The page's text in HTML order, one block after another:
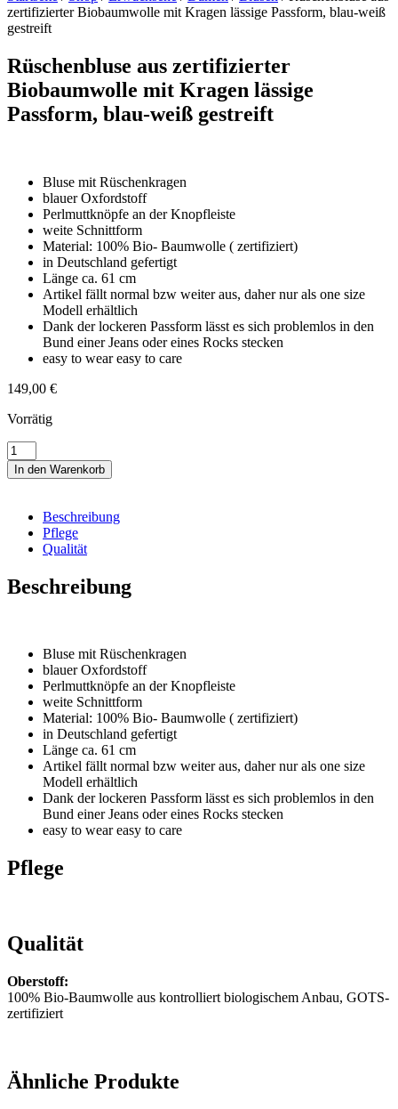
zertifizierter Biobaumwolle mit Kragen lässige Passform, blau-weiß
gestreift
Rüschenbluse aus zertifizierter
Biobaumwolle mit Kragen lässige
Passform, blau-weiß gestreift
Bluse mit Rüschenkragen
blauer Oxfordstoff
Perlmuttknöpfe an der Knopfleiste
weite Schnittform
Material: 100% Bio- Baumwolle ( zertifiziert)
in Deutschland gefertigt
Länge ca. 61 cm
Artikel fällt normal bzw weiter aus, daher nur als one size
Modell erhältlich
Dank der lockeren Passform lässt es sich problemlos in den
Bund einer Jeans oder eines Rocks stecken
easy to wear easy to care
149,00 €
Vorrätig
Rüschenbluse
aus
zertifizierter
Kragen
lässige
Passform,
blau-
weiß
In den Warenkorb
Beschreibung
Pflege
Qualität
Beschreibung
Bluse mit Rüschenkragen
blauer Oxfordstoff
Perlmuttknöpfe an der Knopfleiste
weite Schnittform
Material: 100% Bio- Baumwolle ( zertifiziert)
in Deutschland gefertigt
Länge ca. 61 cm
Artikel fällt normal bzw weiter aus, daher nur als one size
Modell erhältlich
Dank der lockeren Passform lässt es sich problemlos in den
Bund einer Jeans oder eines Rocks stecken
easy to wear easy to care
Pflege
Qualität
Oberstoff:
100% Bio-Baumwolle aus kontrolliert biologischem Anbau, GOTS-
zertifiziert
Ähnliche Produkte